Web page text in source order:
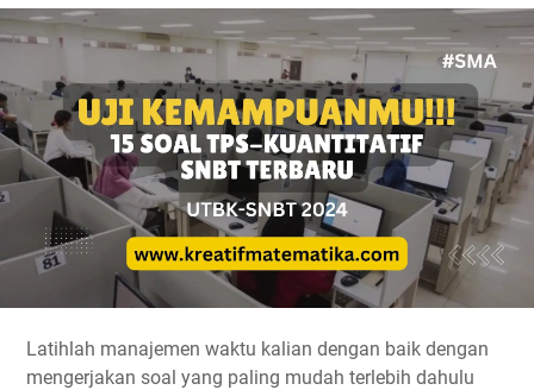
Latihlah manajemen waktu kalian dengan baik dengan
mengerjakan soal yang paling mudah terlebih dahulu